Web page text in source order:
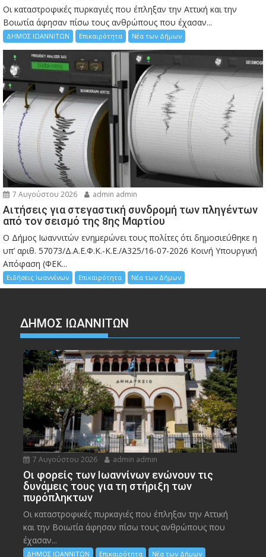
Οι καταστροφικές πυρκαγιές που έπληξαν την Αττική και την
Bοιωτία άφησαν πίσω τους ανθρώπους που έχασαν...
ΔΗΜΟΣ ΙΩΑΝΝΙΤΩΝ Επικαιρότητα Νέα των Δήμων
7 Αυγούστου 2026 admin admin
Αιτήσεις για στεγαστική συνδρομή των πληγέντων
από τον σεισμό της 8ης Μαρτίου
Ο Δήμος Ιωαννιτών ενημερώνει τους πολίτες ότι δημοσιεύθηκε η
υπ’ αριθ. 57073/Δ.Α.Ε.Φ.Κ.-Κ.Ε./Α325/16-07-2026 Κοινή Υπουργική
Απόφαση (ΦΕΚ...
Ειδήσεις Ιωαννίνων Επικαιρότητα Νέα των Δήμων
ΔΗΜΟΣ ΙΩΑΝΝΙΤΩΝ
7 Αυγούστου 2026 admin admin
Οι φορείς των Ιωαννίνων ενώνουν τις
δυνάμεις τους για τη στήριξη των
πυρόπληκτων
Οι καταστροφικές πυρκαγιές που έπληξαν την Αττική
και την Bοιωτία άφησαν πίσω τους ανθρώπους που
έχασαν...
ΔΗΜΟΣ ΙΩΑΝΝΙΤΩΝ Επικαιρότητα Νέα των Δήμων